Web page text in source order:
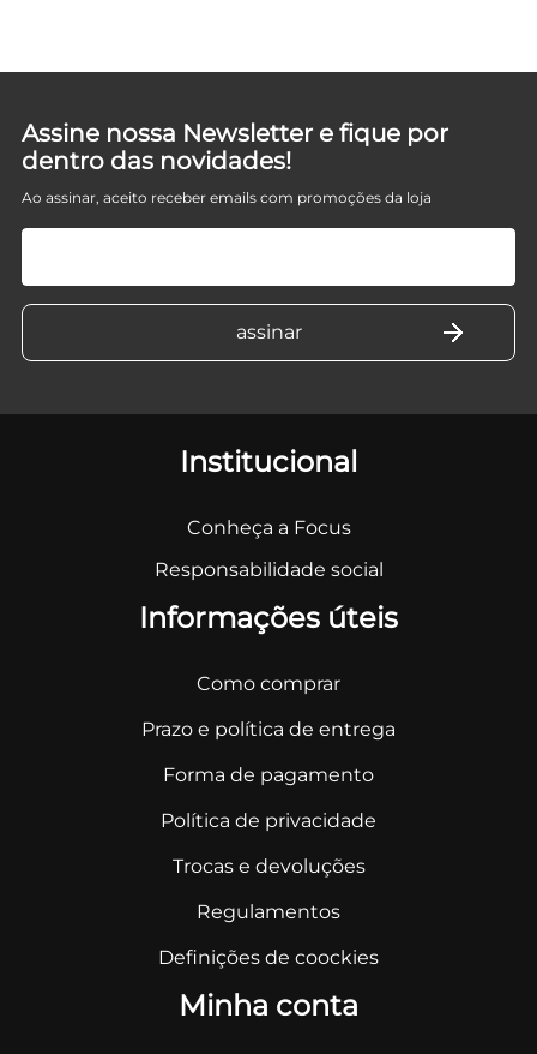
Assine nossa Newsletter e fique por
dentro das novidades!
Ao assinar, aceito receber emails com promoções da loja
Institucional
Conheça a Focus
Responsabilidade social
Informações úteis
Como comprar
Prazo e política de entrega
Forma de pagamento
Política de privacidade
Trocas e devoluções
Regulamentos
Definições de coockies
Minha conta